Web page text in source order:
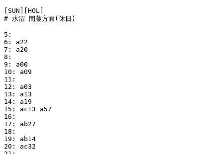
[SUN][HOL]
# 水沼 間藤方面(休日)
5:
6: a22
7: a20
8:
9: a00
10: a09
11:
12: a03
13: a13
14: a19
15: ac13 a57
16:
17: ab27
18:
19: ab14
20: ac32